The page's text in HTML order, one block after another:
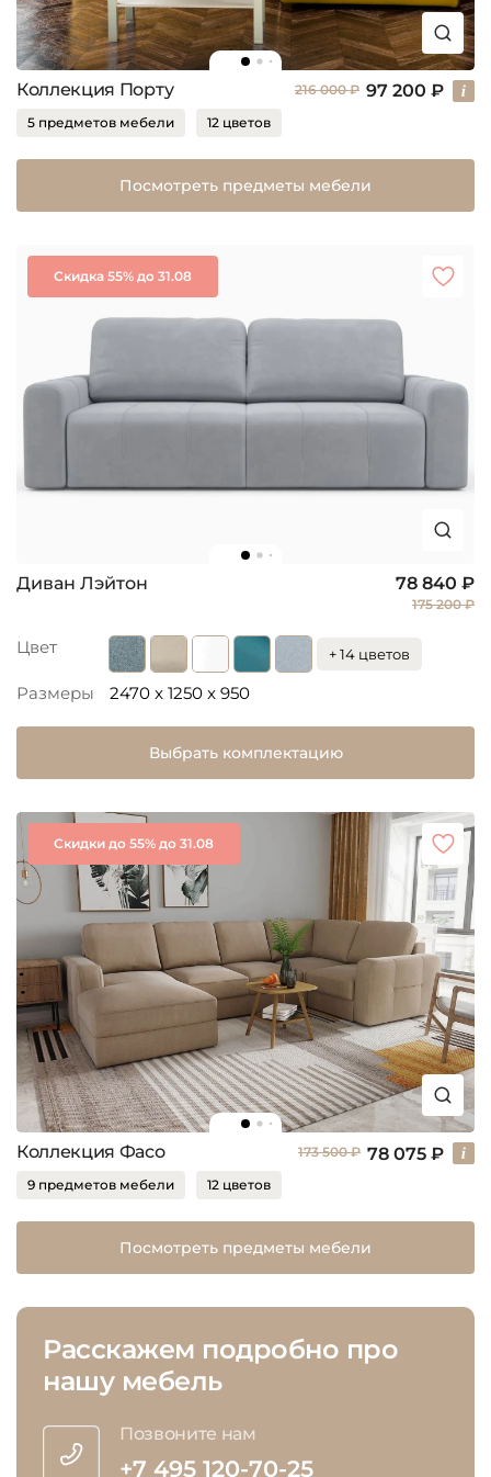
Коллекция Порту 216 000 ₽ 97 200 ₽
5 предметов мебели 12 цветов
Посмотреть предметы мебели
Скидка 55% до 31.08
Диван Лэйтон 78 840 ₽
175 200 ₽
Цвет + 14 цветов
Размеры 2470 x 1250 x 950
Выбрать комплектацию
Скидки до 55% до 31.08
Коллекция Фасо 173 500 ₽ 78 075 ₽
9 предметов мебели 12 цветов
Посмотреть предметы мебели
Расскажем подробно про
нашу мебель
Позвоните нам
+7 495 120-70-25